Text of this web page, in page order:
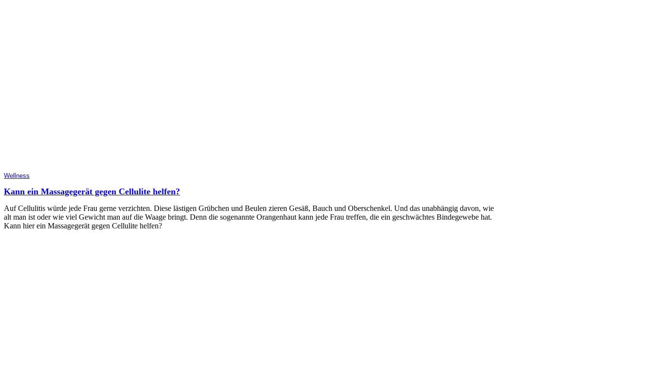
Wellness
Kann ein Massagegerät gegen Cellulite helfen?
Auf Cellulitis würde jede Frau gerne verzichten. Diese lästigen Grübchen und Beulen zieren Gesäß, Bauch und Oberschenkel. Und das unabhängig davon, wie
alt man ist oder wie viel Gewicht man auf die Waage bringt. Denn die sogenannte Orangenhaut kann jede Frau treffen, die ein geschwächtes Bindegewebe hat.
Kann hier ein Massagegerät gegen Cellulite helfen?